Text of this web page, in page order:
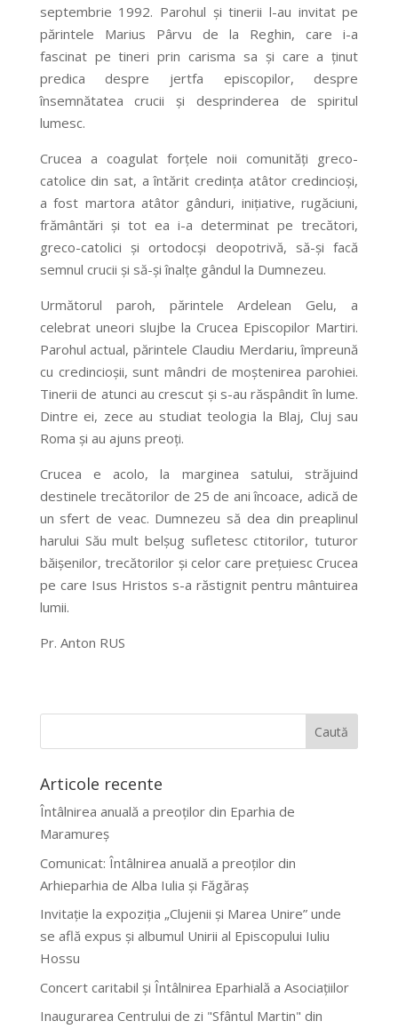
septembrie 1992. Parohul şi tinerii l-au invitat pe
părintele Marius Pârvu de la Reghin, care i-a
fascinat pe tineri prin carisma sa şi care a ţinut
predica despre jertfa episcopilor, despre
însemnătatea crucii şi desprinderea de spiritul
lumesc.
Crucea a coagulat forţele noii comunităţi greco-
catolice din sat, a întărit credinţa atâtor credincioşi,
a fost martora atâtor gânduri, iniţiative, rugăciuni,
frământări şi tot ea i-a determinat pe trecători,
greco-catolici şi ortodocşi deopotrivă, să-şi facă
semnul crucii şi să-şi înalţe gândul la Dumnezeu.
Următorul paroh, părintele Ardelean Gelu, a
celebrat uneori slujbe la Crucea Episcopilor Martiri.
Parohul actual, părintele Claudiu Merdariu, împreună
cu credincioşii, sunt mândri de moştenirea parohiei.
Tinerii de atunci au crescut şi s-au răspândit în lume.
Dintre ei, zece au studiat teologia la Blaj, Cluj sau
Roma şi au ajuns preoţi.
Crucea e acolo, la marginea satului, străjuind
destinele trecătorilor de 25 de ani încoace, adică de
un sfert de veac. Dumnezeu să dea din preaplinul
harului Său mult belşug sufletesc ctitorilor, tuturor
băişenilor, trecătorilor şi celor care preţuiesc Crucea
pe care Isus Hristos s-a răstignit pentru mântuirea
lumii.
Pr. Anton RUS
Articole recente
Întâlnirea anuală a preoților din Eparhia de
Maramureș
Comunicat: Întâlnirea anuală a preoților din
Arhieparhia de Alba Iulia și Făgăraș
Invitație la expoziția „Clujenii și Marea Unire” unde
se află expus și albumul Unirii al Episcopului Iuliu
Hossu
Concert caritabil și Întâlnirea Eparhială a Asociațiilor
Inaugurarea Centrului de zi "Sfântul Martin" din